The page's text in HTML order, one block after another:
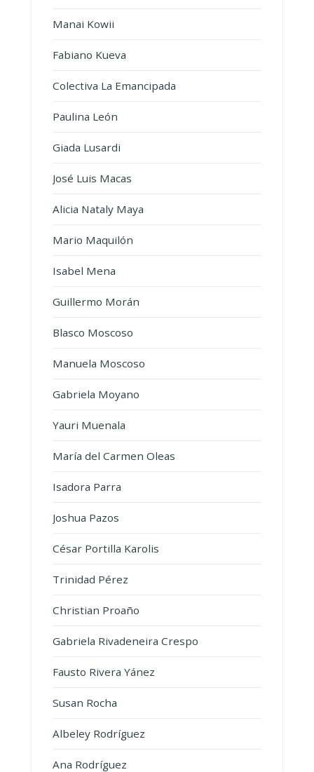
Manai Kowii
Fabiano Kueva
Colectiva La Emancipada
Paulina León
Giada Lusardi
José Luis Macas
Alicia Nataly Maya
Mario Maquilón
Isabel Mena
Guillermo Morán
Blasco Moscoso
Manuela Moscoso
Gabriela Moyano
Yauri Muenala
María del Carmen Oleas
Isadora Parra
Joshua Pazos
César Portilla Karolis
Trinidad Pérez
Christian Proaño
Gabriela Rivadeneira Crespo
Fausto Rivera Yánez
Susan Rocha
Albeley Rodríguez
Ana Rodríguez